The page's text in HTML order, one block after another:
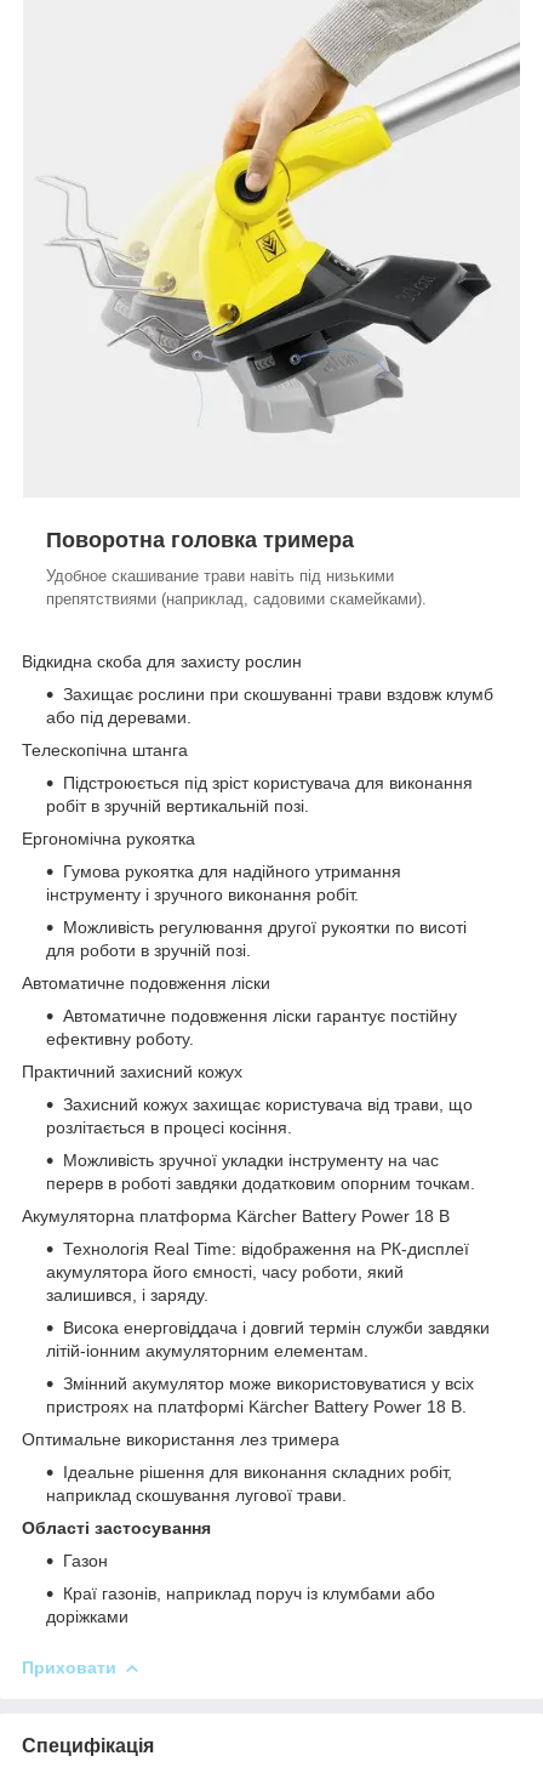
Поворотна головка тримера
Удобное скашивание трави навіть під низькими
препятствиями (наприклад, садовими скамейками).
Відкидна скоба для захисту рослин
Захищає рослини при скошуванні трави вздовж клумб
або під деревами.
Телескопічна штанга
Підстроюється під зріст користувача для виконання
робіт в зручній вертикальній позі.
Ергономічна рукоятка
Гумова рукоятка для надійного утримання
інструменту і зручного виконання робіт.
Можливість регулювання другої рукоятки по висоті
для роботи в зручній позі.
Автоматичне подовження ліски
Автоматичне подовження ліски гарантує постійну
ефективну роботу.
Практичний захисний кожух
Захисний кожух захищає користувача від трави, що
розлітається в процесі косіння.
Можливість зручної укладки інструменту на час
перерв в роботі завдяки додатковим опорним точкам.
Акумуляторна платформа Kärcher Battery Power 18 В
Технологія Real Time: відображення на РК-дисплеї
акумулятора його ємності, часу роботи, який
залишився, і заряду.
Висока енерговіддача і довгий термін служби завдяки
літій-іонним акумуляторним елементам.
Змінний акумулятор може використовуватися у всіх
пристроях на платформі Kärcher Battery Power 18 В.
Оптимальне використання лез тримера
Ідеальне рішення для виконання складних робіт,
наприклад скошування лугової трави.
Області застосування
Газон
Краї газонів, наприклад поруч із клумбами або
доріжками
Приховати
Специфікація